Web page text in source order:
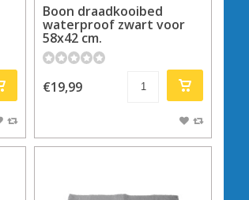
Boon draadkooibed
waterproof zwart voor
58x42 cm.
€19,99